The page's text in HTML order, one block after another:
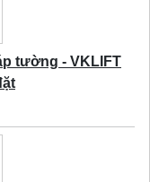
tường - VKLIFT